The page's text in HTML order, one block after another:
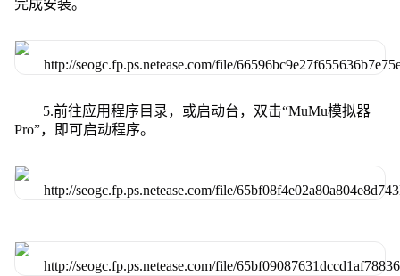
完成安装。
5.前往应用程序目录，或启动台，双击“MuMu模拟器
Pro”，即可启动程序。